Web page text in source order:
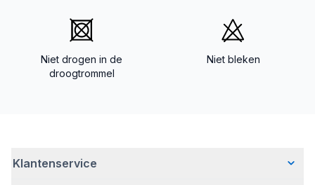
Niet drogen in de
droogtrommel
Niet bleken
Klantenservice